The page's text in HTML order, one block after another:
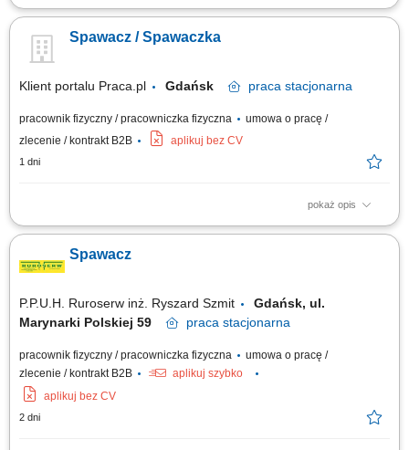
Zakres obowiązków: Montaż i spawanie elementów metodą TIG 141.
jakości wykonywanych elementów. Przestrzeganie regulaminu oraz
obowiązujących zasad BHP. Dbanie o porządek i bezpieczeństwo na
Spawacz / Spawaczka
Klient portalu Praca.pl Gdańsk praca stacjonarna
pracownik fizyczny / pracowniczka fizyczna
umowa o pracę /
zlecenie / kontrakt B2B
aplikuj bez CV
1 dni
pokaż opis
Wykonywanie prac spawalniczych zgodnie ze specyfikacją techniczną;
Przestrzeganie zasad BHP i procedur obowiązujących na stanowisku
pracy;
Spawacz
P.P.U.H. Ruroserw inż. Ryszard Szmit
Gdańsk, ul.
Marynarki Polskiej 59
praca stacjonarna
pracownik fizyczny / pracowniczka fizyczna
umowa o pracę /
zlecenie / kontrakt B2B
aplikuj szybko
aplikuj bez CV
2 dni